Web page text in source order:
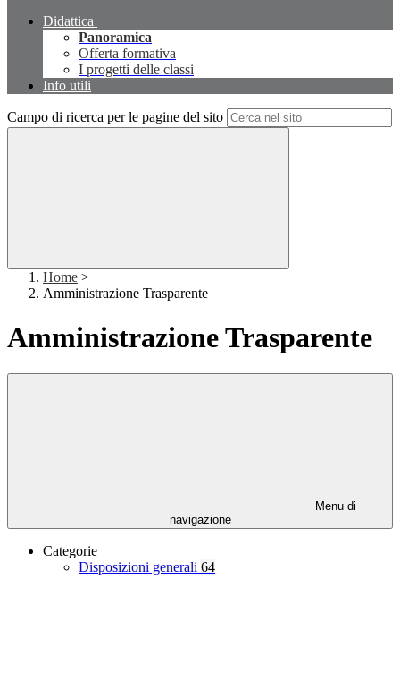
Didattica
Panoramica
Offerta formativa
I progetti delle classi
Info utili
Campo di ricerca per le pagine del sito
Home >
Amministrazione Trasparente
Amministrazione Trasparente
Menu di
navigazione
Categorie
Disposizioni generali 64